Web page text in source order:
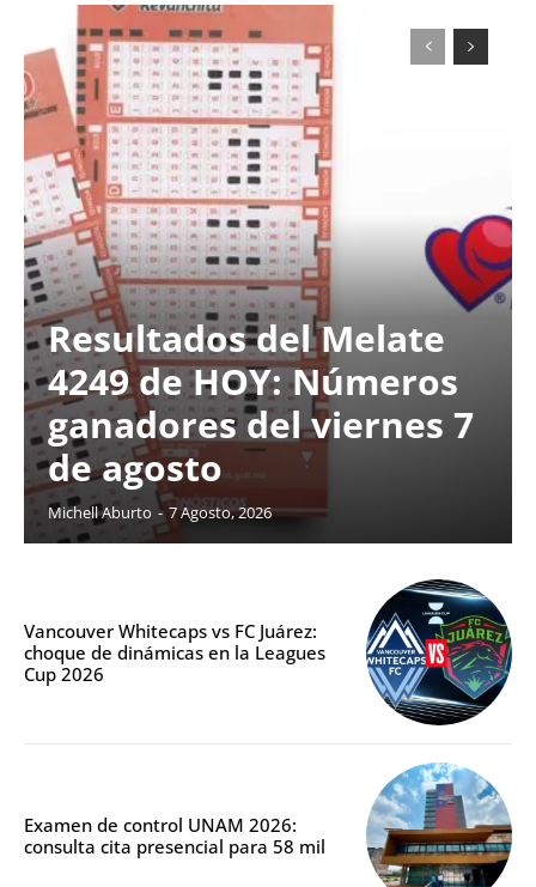
Resultados del Melate
4249 de HOY: Números
ganadores del viernes 7
de agosto
Michell Aburto - 7 Agosto, 2026
Vancouver Whitecaps vs FC Juárez:
choque de dinámicas en la Leagues
Cup 2026
Examen de control UNAM 2026:
consulta cita presencial para 58 mil